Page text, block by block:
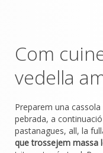
Com
vedella
Preparem una
pebrada, a
pastanagues, all, la
que trossejem massa